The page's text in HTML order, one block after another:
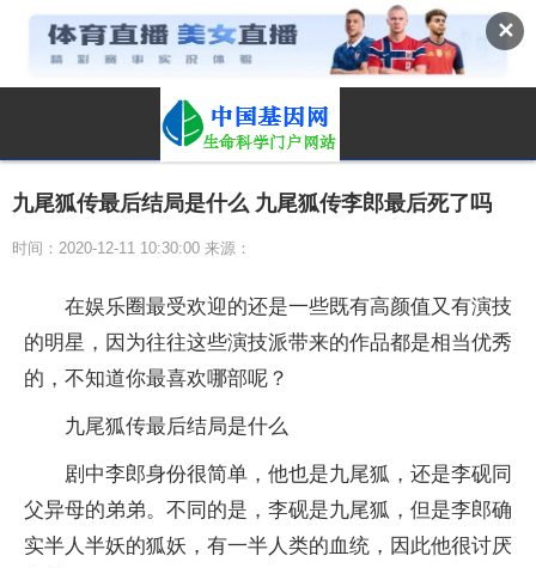
✕
九尾狐传最后结局是什么 九尾狐传李郎最后死了吗
时间：2020-12-11 10:30:00 来源：
在娱乐圈最受欢迎的还是一些既有高颜值又有演技
的明星，因为往往这些演技派带来的作品都是相当优秀
的，不知道你最喜欢哪部呢？
九尾狐传最后结局是什么
剧中李郎身份很简单，他也是九尾狐，还是李砚同
父异母的弟弟。不同的是，李砚是九尾狐，但是李郎确
实半人半妖的狐妖，有一半人类的血统，因此他很讨厌